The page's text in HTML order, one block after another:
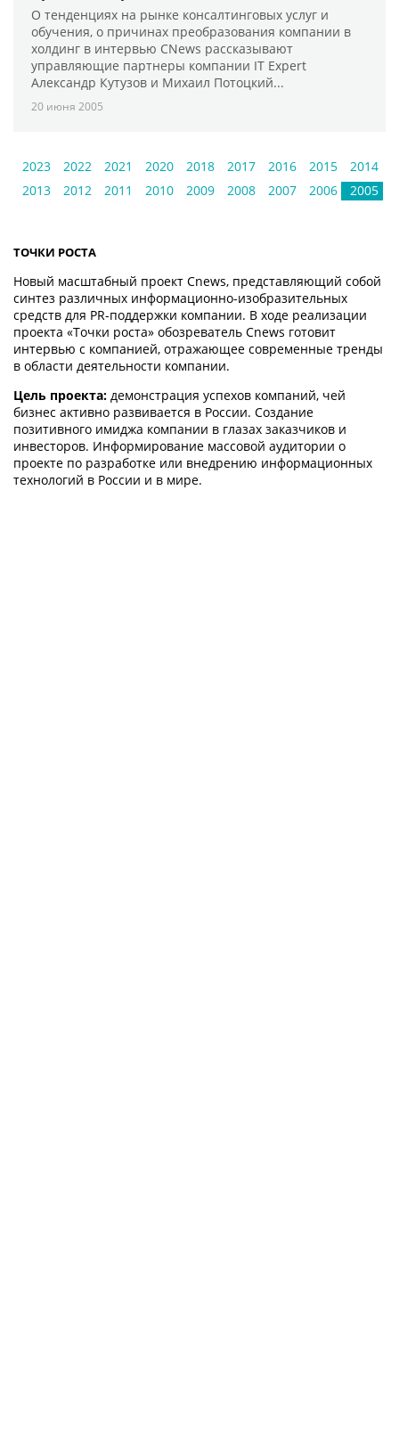
О тенденциях на рынке консалтинговых услуг и
обучения, о причинах преобразования компании в
холдинг в интервью CNews рассказывают
управляющие партнеры компании IT Expert
Александр Кутузов и Михаил Потоцкий...
20 июня 2005
2023 2022 2021 2020 2018 2017 2016 2015
2014
2013
2012 2011 2010 2009 2008 2007 2006 2005
ТОЧКИ РОСТА
Новый масштабный проект Cnews, представляющий собой
синтез различных информационно-изобразительных
средств для PR-поддержки компании. В ходе реализации
проекта «Точки роста» обозреватель Cnews готовит
интервью с компанией, отражающее современные тренды
в области деятельности компании.
Цель проекта: демонстрация успехов компаний, чей
бизнес активно развивается в России. Создание
позитивного имиджа компании в глазах заказчиков и
инвесторов. Информирование массовой аудитории о
проекте по разработке или внедрению информационных
технологий в России и в мире.